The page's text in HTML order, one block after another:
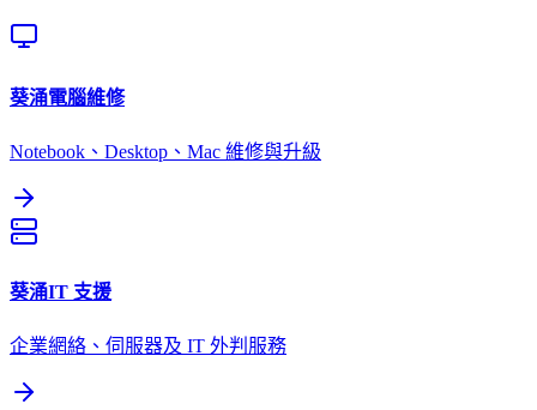
葵涌電腦維修
Notebook、Desktop、Mac 維修與升級
葵涌IT 支援
企業網絡、伺服器及 IT 外判服務